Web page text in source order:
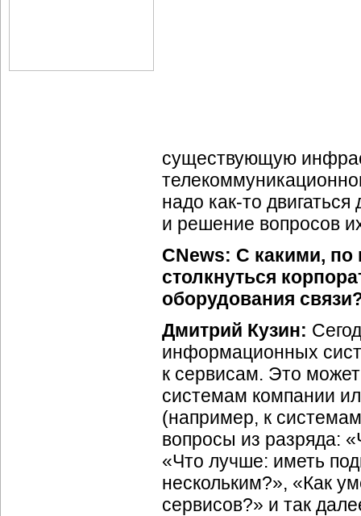
существующую
надо как-то
и решение вопросов
CNews: С какими,
столкнуться
оборудования
Дмитрий Кузин:
информационных
к сервисам. Это
системам компании
(например, к
вопросы из разряда:
«Что лучше: иметь
нескольким?», «Как
сервисов?» и так